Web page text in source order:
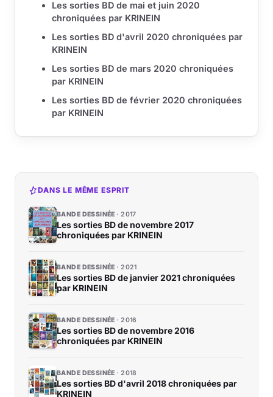
Les sorties BD de mai et juin 2020
chroniquées par KRINEIN
Les sorties BD d'avril 2020 chroniquées par
KRINEIN
Les sorties BD de mars 2020 chroniquées
par KRINEIN
Les sorties BD de février 2020 chroniquées
par KRINEIN
DANS LE MÊME ESPRIT
BANDE DESSINÉE 2017
Les sorties BD de novembre 2017
chroniquées par KRINEIN
BANDE DESSINÉE 2021
Les sorties BD de janvier 2021 chroniquées
par KRINEIN
BANDE DESSINÉE 2016
Les sorties BD de novembre 2016
chroniquées par KRINEIN
BANDE DESSINÉE 2018
Les sorties BD d'avril 2018 chroniquées par
KRINEIN